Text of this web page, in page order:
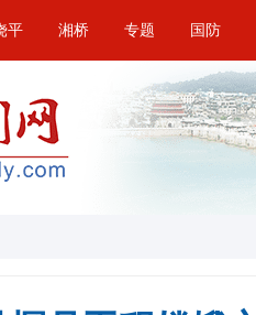
平 湘桥 专题 国防